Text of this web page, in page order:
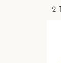
2